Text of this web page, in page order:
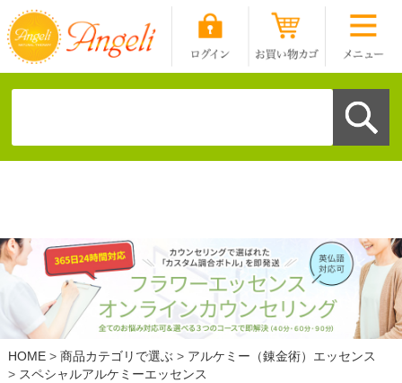
HOME 商品カテゴリで選ぶ
アルケミー（錬金術）エッセンス
スペシャルアルケミーエッセンス